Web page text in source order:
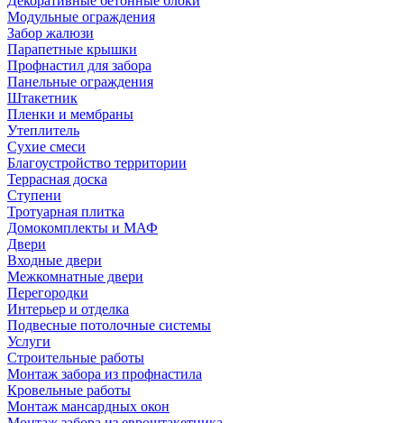
Модульные ограждения
Забор жалюзи
Парапетные крышки
Профнастил для забора
Панельные ограждения
Штакетник
Пленки и мембраны
Утеплитель
Сухие смеси
Благоустройство территории
Террасная доска
Ступени
Тротуарная плитка
Домокомплекты и МАФ
Двери
Входные двери
Межкомнатные двери
Перегородки
Интерьер и отделка
Подвесные потолочные системы
Услуги
Строительные работы
Монтаж забора из профнастила
Кровельные работы
Монтаж мансардных окон